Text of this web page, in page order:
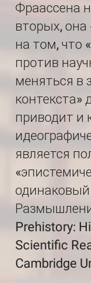
Фраассена
вторых, она
на том, что
против
меняться в
контекста»
приводит и
является
одинаковый
Prehistory:
Scientific
Cambridge